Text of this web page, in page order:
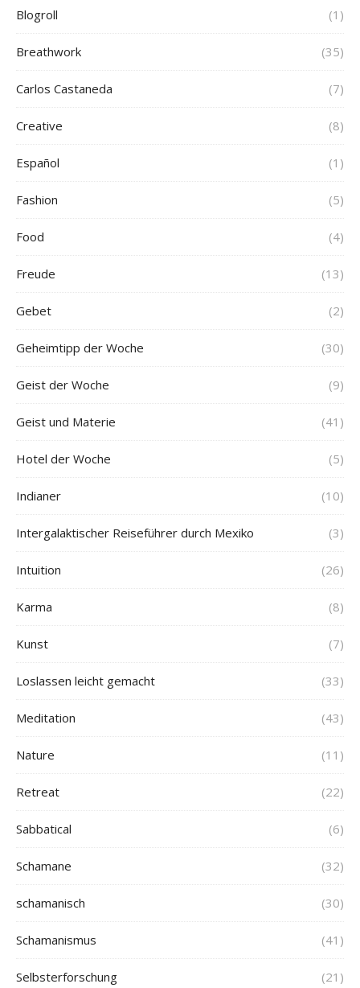
Blogroll (1)
Breathwork (35)
Carlos Castaneda (7)
Creative (8)
Español (1)
Fashion (5)
Food (4)
Freude (13)
Gebet (2)
Geheimtipp der Woche (30)
Geist der Woche (9)
Geist und Materie (41)
Hotel der Woche (5)
Indianer (10)
Intergalaktischer Reiseführer durch Mexiko (3)
Intuition (26)
Karma (8)
Kunst (7)
Loslassen leicht gemacht (33)
Meditation (43)
Nature (11)
Retreat (22)
Sabbatical (6)
Schamane (32)
schamanisch (30)
Schamanismus (41)
Selbsterforschung (21)